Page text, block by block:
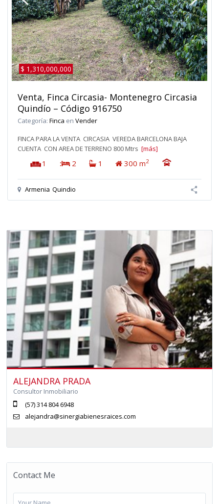
$ 1,310,000,000
Venta, Finca Circasia- Montenegro Circasia
Quindío – Código 916750
Categoría: Finca en Vender
FINCA PARA LA VENTA CIRCASIA VEREDA BARCELONA BAJA
CUENTA CON AREA DE TERRENO 800 Mtrs [más]
1 : 2 1 300 m2
Armenia Quindio
ALEJANDRA PRADA
Consultor Inmobiliario
(57) 314 804 6948
alejandra@sinergiabienesraices.com
Contact Me